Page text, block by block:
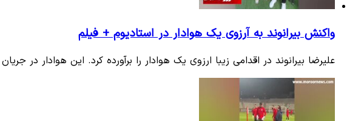
واکنش بیرانوند به آرزوی یک هوادار در استادیوم + فیلم
علیرضا بیرانوند در اقدامی زیبا ارزوی یک هوادار را برآورده کرد. این هوادار در